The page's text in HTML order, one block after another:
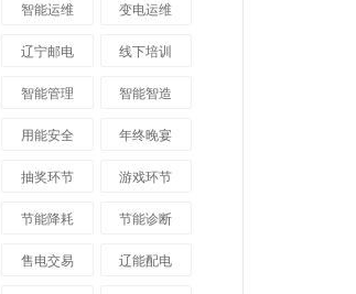
智能运维 变电运维
辽宁邮电 线下培训
智能管理 智能智造
用能安全 年终晚宴
抽奖环节 游戏环节
节能降耗 节能诊断
售电交易 辽能配电